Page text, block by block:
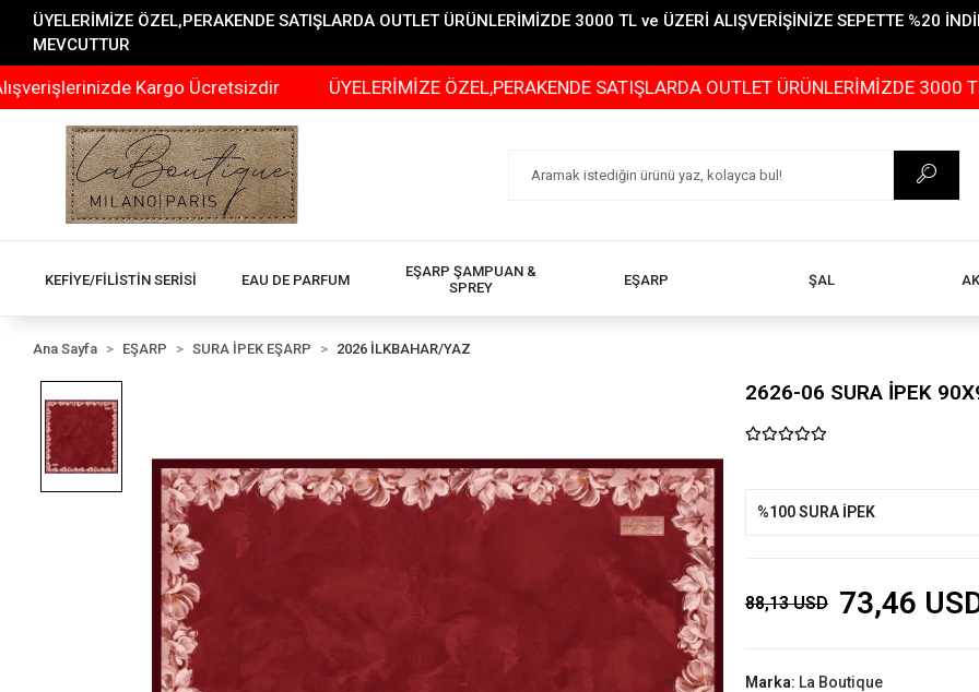
ÜYELERİMİZE ÖZEL,PERAKENDE SATIŞLARDA OUTLET ÜRÜNLERİMİZDE 3000 TL ve ÜZERİ ALIŞVERİŞİNİZE SEPETTE %20
MEVCUTTUR
Kargo Ücretsizdir ÜYELERİMİZE ÖZEL,PERAKENDE SATIŞLARDA OUTLET ÜRÜNLERİMİZDE 3000 TL ve
KEFİYE/FİLİSTİN SERİSİ EAU DE PARFUM
EŞARP ŞAMPUAN &
SPREY
EŞARP ŞAL
Ana Sayfa EŞARP SURA İPEK EŞARP 2026 İLKBAHAR/YAZ
2626-06 SURA İPEK
%100 SURA İPEK
88,13 USD 73,46
Marka: La Boutique